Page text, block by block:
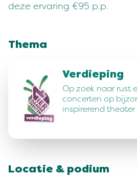
deze ervaring €95 p.p.
Thema
Verdieping
Op zoek naar rust
concerten op
inspirerend
Locatie & podium